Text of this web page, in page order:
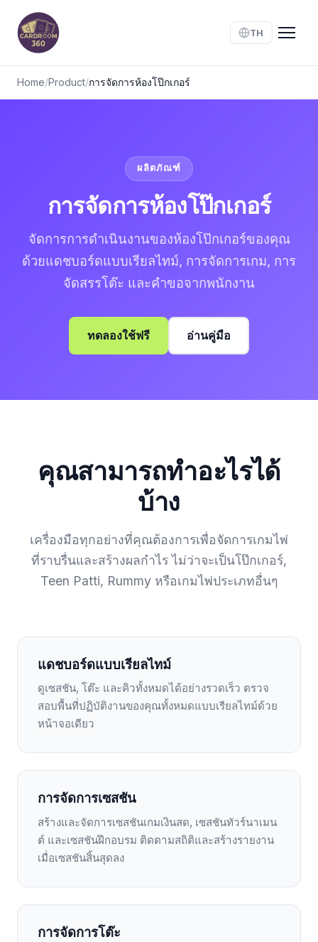
TH
Home/Product/การจัดการห้องโป๊กเกอร์
ผลิตภัณฑ์
การจัดการห้องโป๊กเกอร์
จัดการการดำเนินงานของห้องโป๊กเกอร์ของคุณ
ด้วยแดชบอร์ดแบบเรียลไทม์, การจัดการเกม, การ
จัดสรรโต๊ะ และคำขอจากพนักงาน
ทดลองใช้ฟรี อ่านคู่มือ
คุณสามารถทำอะไรได้
บ้าง
เครื่องมือทุกอย่างที่คุณต้องการเพื่อจัดการเกมไพ่
ที่ราบรื่นและสร้างผลกำไร ไม่ว่าจะเป็นโป๊กเกอร์,
Teen Patti, Rummy หรือเกมไพ่ประเภทอื่นๆ
แดชบอร์ดแบบเรียลไทม์
ดูเซสชัน, โต๊ะ และคิวทั้งหมดได้อย่างรวดเร็ว ตรวจ
สอบพื้นที่ปฏิบัติงานของคุณทั้งหมดแบบเรียลไทม์ด้วย
หน้าจอเดียว
การจัดการเซสชัน
สร้างและจัดการเซสชันเกมเงินสด, เซสชันทัวร์นาเมน
ต์ และเซสชันฝึกอบรม ติดตามสถิติและสร้างรายงาน
เมื่อเซสชันสิ้นสุดลง
การจัดการโต๊ะ